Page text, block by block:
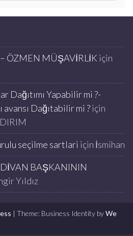
ÖZMEN MÜŞAVİRLİK için
Dağıtımı Yapabilir mi ?-
Dağıtabilir mi ?için
seçilme sartlari için İsmihan
BAŞKANININ
Yıldız
| Theme: Business Identity byWe